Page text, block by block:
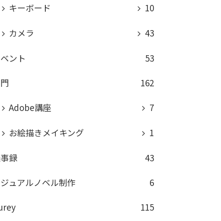
キーボード 10
カメラ 43
ント
53
162
Adobe講座
7
お絵描きメイキング 1
録
43
ュアルノベル制作
6
115